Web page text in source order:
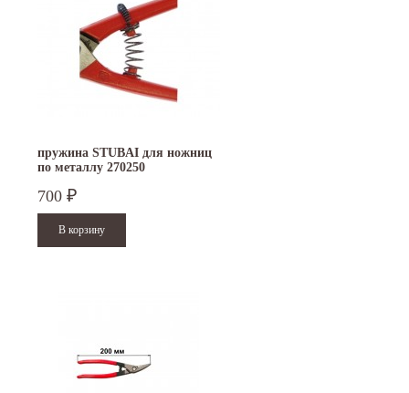
пружина STUBAI для ножниц
по металлу 270250
700 ₽